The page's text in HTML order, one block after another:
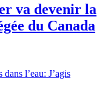
va devenir la
du Canada
l’eau: J’agis